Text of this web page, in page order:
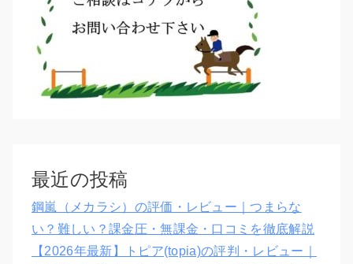
最近の投稿
鋼嵐（メカラシ）の評価・レビュー｜つまらな
い？難しい？課金圧・無課金・口コミを徹底解説
【2026年最新】トピア(topia)の評判・レビュー｜